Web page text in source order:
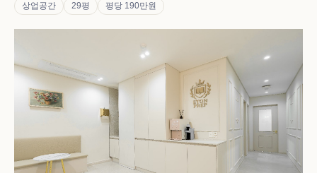
상업공간 29평 평당 190만원